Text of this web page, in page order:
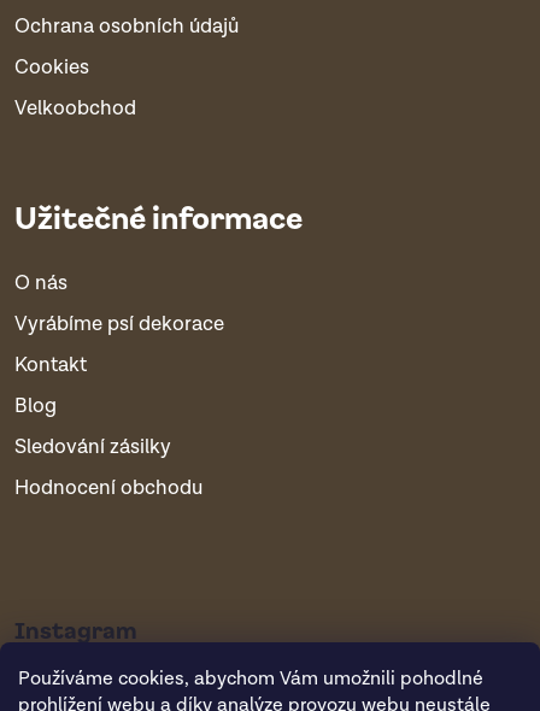
Používáme cookies, abychom Vám umožnili pohodlné
prohlížení webu a díky analýze provozu webu neustále
Ochrana osobních údajů
Cookies
Velkoobchod
Užitečné informace
O nás
Vyrábíme psí dekorace
Kontakt
Blog
Sledování zásilky
Hodnocení obchodu
Instagram